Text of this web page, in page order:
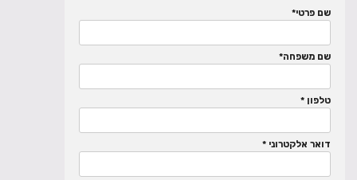
שם פרטי*
שם משפחה*
טלפון *
דואר אלקטרוני *